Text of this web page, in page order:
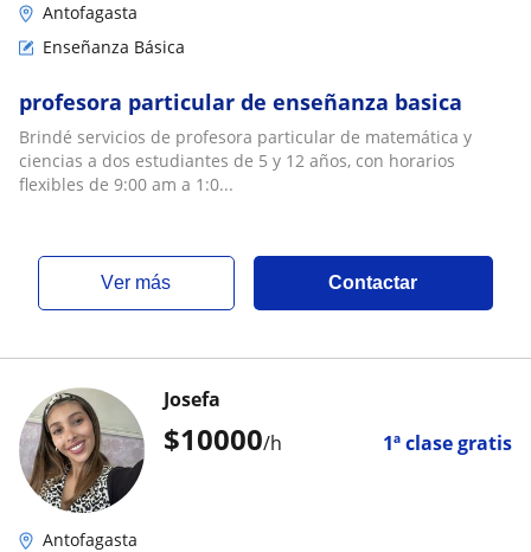
Antofagasta
Enseñanza Básica
profesora particular de enseñanza basica
Brindé servicios de profesora particular de matemática y
ciencias a dos estudiantes de 5 y 12 años, con horarios
flexibles de 9:00 am a 1:0...
ver más Contactar
$10000/h 1ª clase gratis
Josefa
Antofagasta